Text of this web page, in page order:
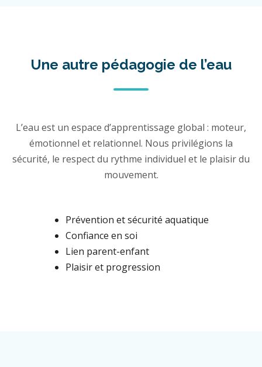
Une autre pédagogie de l’eau
L’eau est un espace d’apprentissage global : moteur,
émotionnel et relationnel. Nous privilégions la
sécurité, le respect du rythme individuel et le plaisir du
mouvement.
Prévention et sécurité aquatique
Confiance en soi
Lien parent-enfant
Plaisir et progression